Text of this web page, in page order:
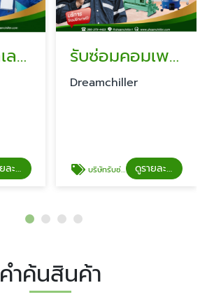
รับติดตั้งชิลเลอร์ (Chiller)
ดูรายละเอียด
รับซ่อมคอมเพรสเซอร์เครื่องชิลเลอร์
Dreamchiller
บริษัทรับซ่อมคอมเพรสเซอร์เครื่องชิลเลอร์ ดูรายละเอียด
คำค้นสินค้า